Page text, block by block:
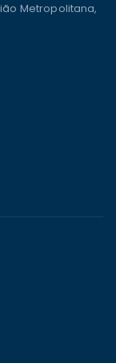
Metropolitana,